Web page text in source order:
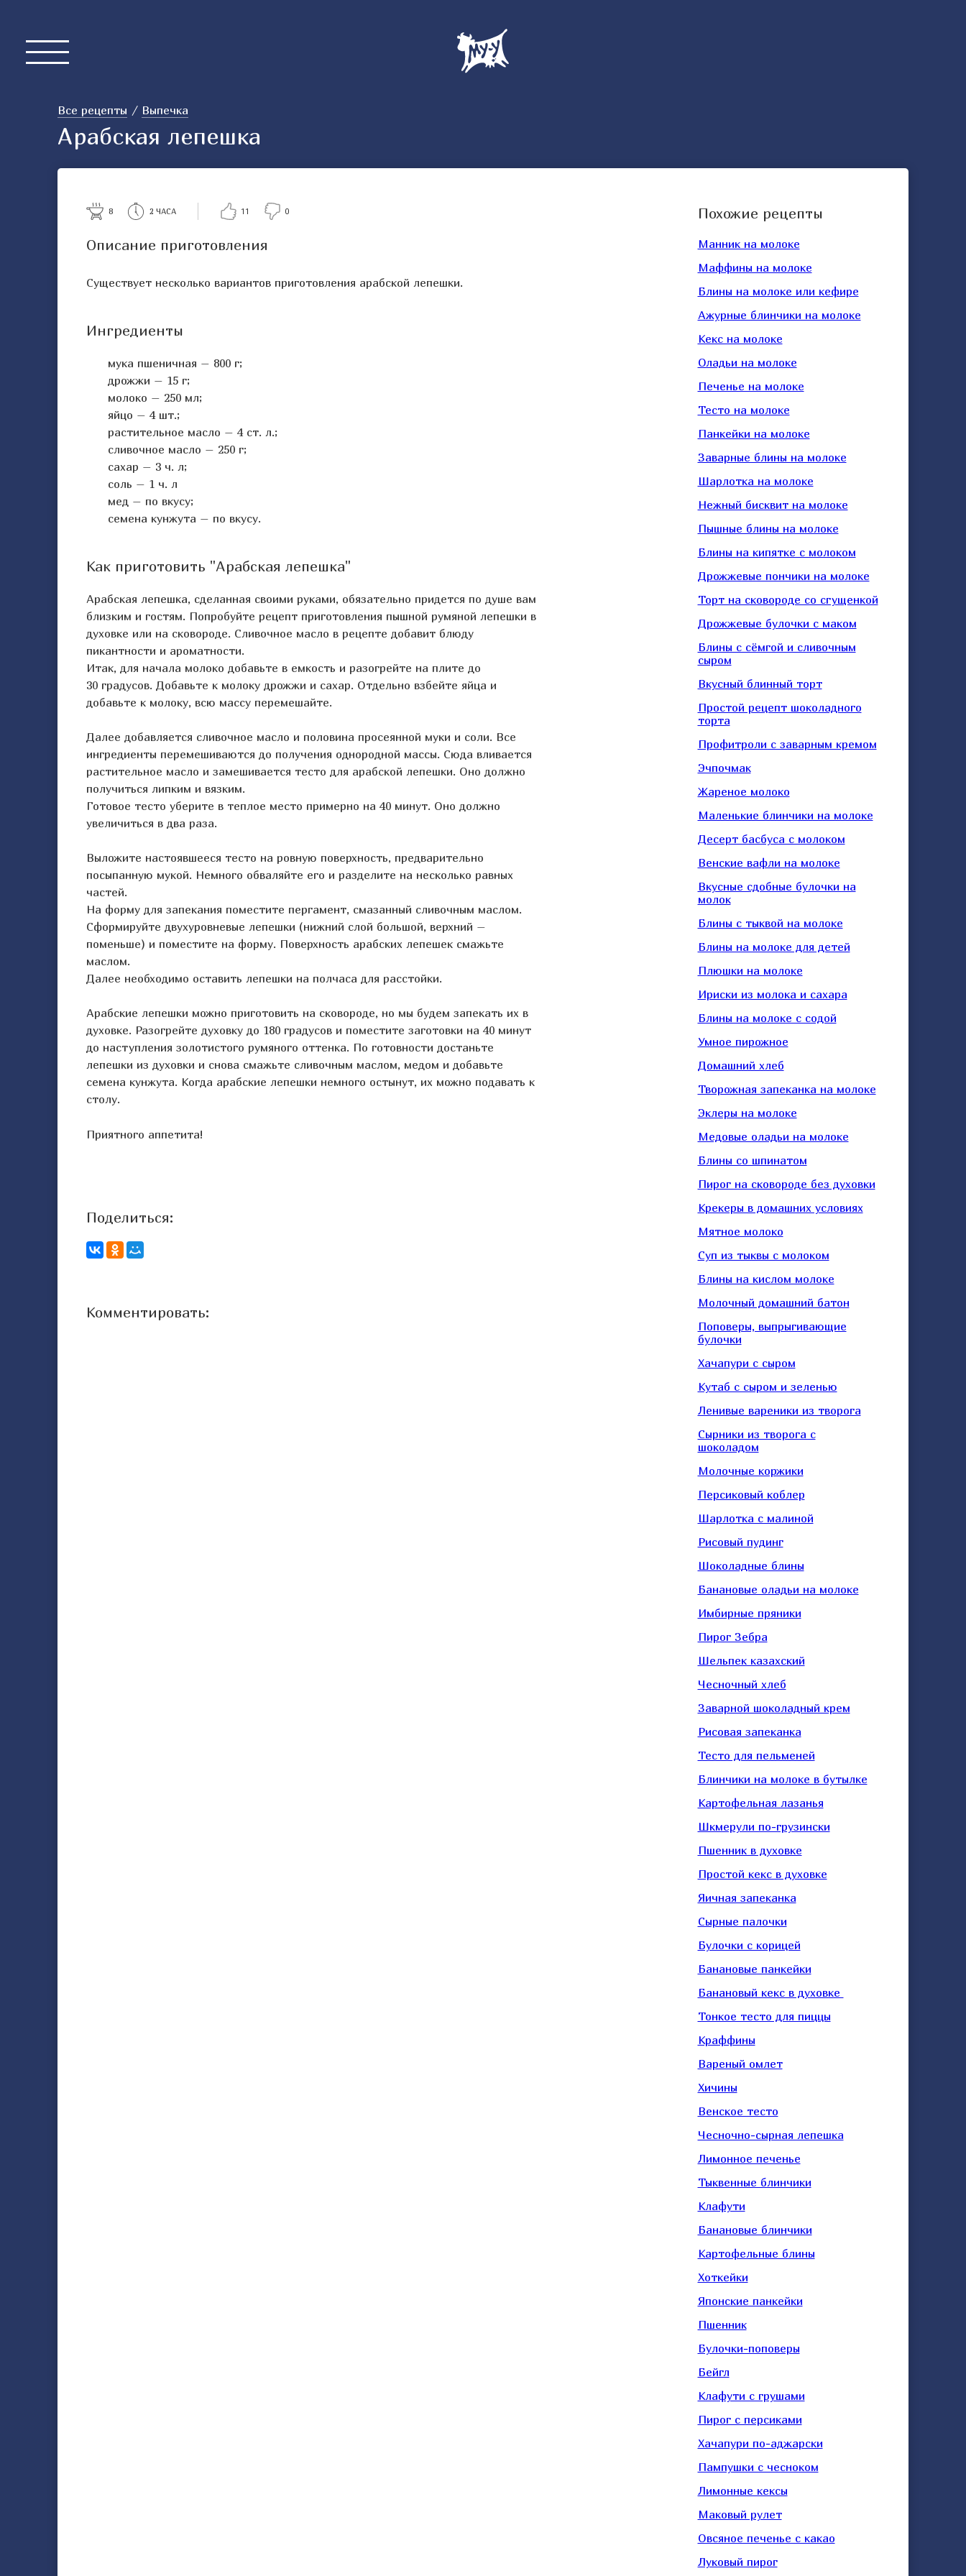
Все рецепты Выпечка
Арабская лепешка
8 2 ЧАСА 11 0
Описание приготовления
Существует несколько вариантов приготовления арабской лепешки.
Ингредиенты
мука пшеничная – 800 г;
дрожжи – 15 г;
молоко – 250 мл;
яйцо – 4 шт.;
растительное масло – 4 ст. л.;
сливочное масло – 250 г;
сахар – 3 ч. л;
соль – 1 ч. л
мед – по вкусу;
семена кунжута – по вкусу.
Как приготовить "Арабская лепешка"
Арабская лепешка, сделанная своими руками, обязательно придется по душе вам
близким и гостям. Попробуйте рецепт приготовления пышной румяной лепешки в
духовке или на сковороде. Сливочное масло в рецепте добавит блюду
пикантности и ароматности.
Итак, для начала молоко добавьте в емкость и разогрейте на плите до
30 градусов. Добавьте к молоку дрожжи и сахар. Отдельно взбейте яйца и
добавьте к молоку, всю массу перемешайте.
Далее добавляется сливочное масло и половина просеянной муки и соли. Все
ингредиенты перемешиваются до получения однородной массы. Сюда вливается
растительное масло и замешивается тесто для арабской лепешки. Оно должно
получиться липким и вязким.
Готовое тесто уберите в теплое место примерно на 40 минут. Оно должно
увеличиться в два раза.
Выложите настоявшееся тесто на ровную поверхность, предварительно
посыпанную мукой. Немного обваляйте его и разделите на несколько равных
частей.
На форму для запекания поместите пергамент, смазанный сливочным маслом.
Сформируйте двухуровневые лепешки (нижний слой большой, верхний –
поменьше) и поместите на форму. Поверхность арабских лепешек смажьте
маслом.
Далее необходимо оставить лепешки на полчаса для расстойки.
Арабские лепешки можно приготовить на сковороде, но мы будем запекать их в
духовке. Разогрейте духовку до 180 градусов и поместите заготовки на 40 минут
до наступления золотистого румяного оттенка. По готовности достаньте
лепешки из духовки и снова смажьте сливочным маслом, медом и добавьте
семена кунжута. Когда арабские лепешки немного остынут, их можно подавать к
столу.
Приятного аппетита!
Поделиться:
Комментировать:
Похожие рецепты
Манник на молоке
Маффины на молоке
Блины на молоке или кефире
Ажурные блинчики на молоке
Кекс на молоке
Оладьи на молоке
Печенье на молоке
Тесто на молоке
Панкейки на молоке
Заварные блины на молоке
Шарлотка на молоке
Нежный бисквит на молоке
Пышные блины на молоке
Блины на кипятке с молоком
Дрожжевые пончики на молоке
Торт на сковороде со сгущенкой
Дрожжевые булочки с маком
Блины с сёмгой и сливочным
сыром
Вкусный блинный торт
Простой рецепт шоколадного
торта
Профитроли с заварным кремом
Эчпочмак
Жареное молоко
Маленькие блинчики на молоке
Десерт басбуса с молоком
Венские вафли на молоке
Вкусные сдобные булочки на
молок
Блины с тыквой на молоке
Блины на молоке для детей
Плюшки на молоке
Ириски из молока и сахара
Блины на молоке с содой
Умное пирожное
Домашний хлеб
Творожная запеканка на молоке
Эклеры на молоке
Медовые оладьи на молоке
Блины со шпинатом
Пирог на сковороде без духовки
Крекеры в домашних условиях
Мятное молоко
Суп из тыквы с молоком
Блины на кислом молоке
Молочный домашний батон
Поповеры, выпрыгивающие
булочки
Хачапури с сыром
Кутаб с сыром и зеленью
Ленивые вареники из творога
Сырники из творога с
шоколадом
Молочные коржики
Персиковый коблер
Шарлотка с малиной
Рисовый пудинг
Шоколадные блины
Банановые оладьи на молоке
Имбирные пряники
Пирог Зебра
Шельпек казахский
Чесночный хлеб
Заварной шоколадный крем
Рисовая запеканка
Тесто для пельменей
Блинчики на молоке в бутылке
Картофельная лазанья
Шкмерули по-грузински
Пшенник в духовке
Простой кекс в духовке
Яичная запеканка
Сырные палочки
Булочки с корицей
Банановые панкейки
Банановый кекс в духовке
Тонкое тесто для пиццы
Краффины
Вареный омлет
Хичины
Венское тесто
Чесночно-сырная лепешка
Лимонное печенье
Тыквенные блинчики
Клафути
Банановые блинчики
Картофельные блины
Хоткейки
Японские панкейки
Пшенник
Булочки-поповеры
Бейгл
Клафути с грушами
Пирог с персиками
Хачапури по-аджарски
Пампушки с чесноком
Лимонные кексы
Маковый рулет
Овсяное печенье с какао
Луковый пирог